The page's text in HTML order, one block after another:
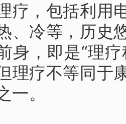
疗，包括利用
、冷等，历史
身，即是“理
理疗不等同于
一。